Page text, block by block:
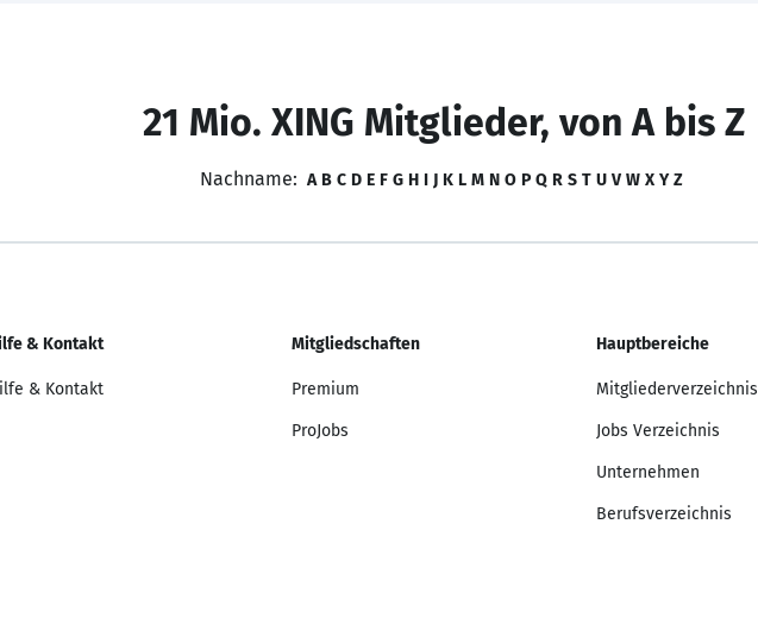
21 Mio. XING Mitglieder, von A bis Z
Nachname: A B C D E F G H I J K L M N O P Q R S T U V W X Y Z
& Kontakt
& Kontakt
Mitgliedschaften
Premium
ProJobs
Hauptbereiche
Mitgliederverzeichnis
Jobs Verzeichnis
Unternehmen
Berufsverzeichnis